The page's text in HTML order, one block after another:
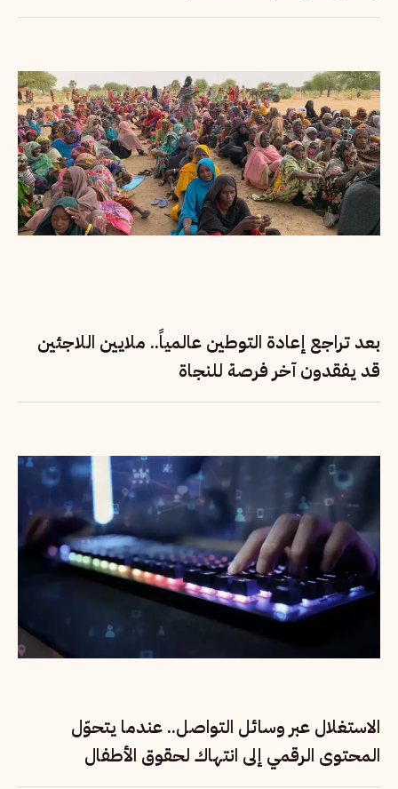
بعد تراجع إعادة التوطين عالمياً.. ملايين اللاجئين
قد يفقدون آخر فرصة للنجاة
الاستغلال عبر وسائل التواصل.. عندما يتحوّل
المحتوى الرقمي إلى انتهاك لحقوق الأطفال